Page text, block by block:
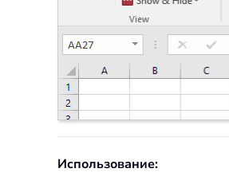
Использование: